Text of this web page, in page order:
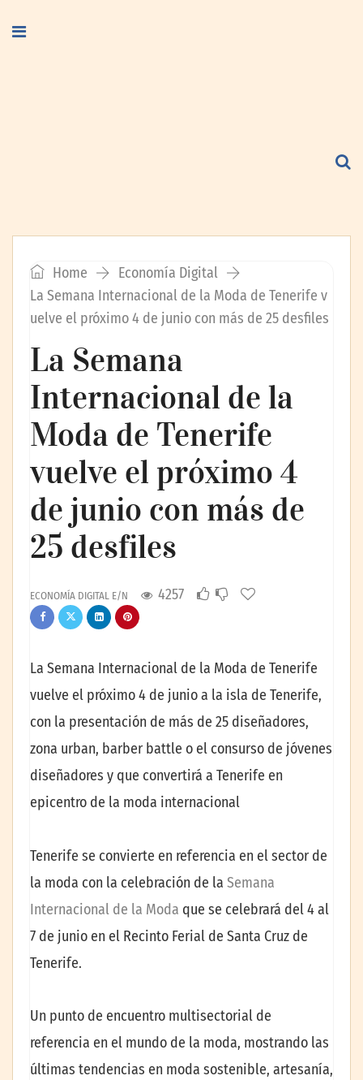
Home
Economía Digital
La Semana Internacional de la Moda de Tenerife v
uelve el próximo 4 de junio con más de 25 desfiles
La Semana
Internacional de la
Moda de Tenerife
vuelve el próximo 4
de junio con más de
25 desfiles
ECONOMÍA DIGITAL E/N 4257
La Semana Internacional de la Moda de Tenerife
vuelve el próximo 4 de junio a la isla de Tenerife,
con la presentación de más de 25 diseñadores,
zona urban, barber battle o el consurso de jóvenes
diseñadores y que convertirá a Tenerife en
epicentro de la moda internacional
Tenerife se convierte en referencia en el sector de
la moda con la celebración de la Semana
Internacional de la Moda que se celebrará del 4 al
7 de junio en el Recinto Ferial de Santa Cruz de
Tenerife.
Un punto de encuentro multisectorial de
referencia en el mundo de la moda, mostrando las
últimas tendencias en moda sostenible, artesanía,